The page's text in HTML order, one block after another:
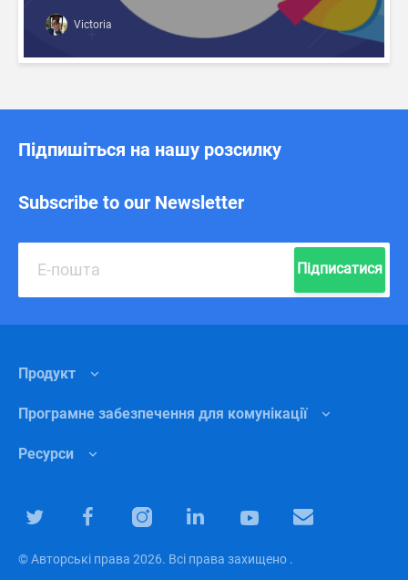
Victoria
Підпишіться на нашу розсилку
Subscribe to our Newsletter
Підписатися
© Авторські права 2026. Всі права захищено .
Продукт
Функції
Чому Чанті?
Програмне забезпечення для командної співпраці
Програмне забезпечення для продуктивності
Програмне забезпечення для комунікації
Внутрішня комунікація
Коучинг
Ресурси